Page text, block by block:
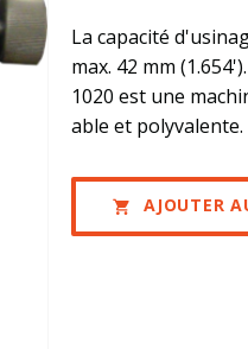
La capacité
max. 42 mm
1020 est une
fiable et polyvalente.
AJOUTER